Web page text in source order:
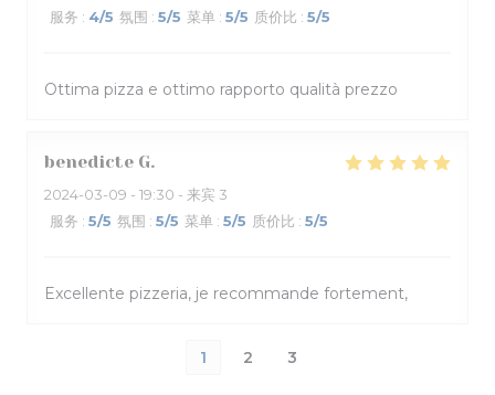
服务 : 4/5 氛围 : 5/5 菜单 : 5/5 质价比 : 5/5
Ottima pizza e ottimo rapporto qualità prezzo
benedicte G
2024-03-09 - 19:30 - 来宾 3
服务 : 5/5 氛围 : 5/5 菜单 : 5/5 质价比 : 5/5
Excellente pizzeria, je recommande fortement,
1 2 3